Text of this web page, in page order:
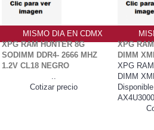
MISMO DIA EN CDMX
XPG RAM HUNTER 8G
SODIMM DDR4- 2666 MHZ
1.2V CL18 NEGRO
..
Cotizar precio
XPG
DIMM
XPG
DIMM